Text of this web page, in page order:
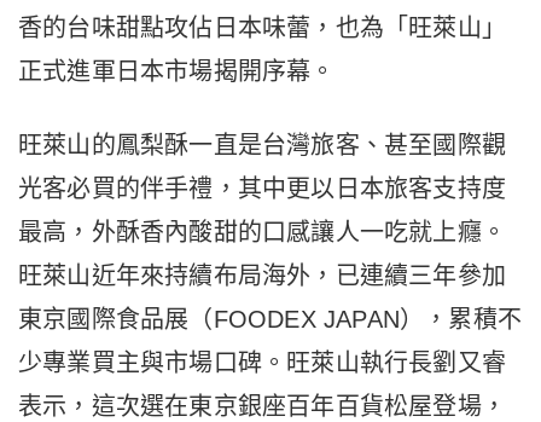
香的台味甜點攻佔日本味蕾，也為「旺萊山」
正式進軍日本市場揭開序幕。
旺萊山的鳳梨酥一直是台灣旅客、甚至國際觀
光客必買的伴手禮，其中更以日本旅客支持度
最高，外酥香內酸甜的口感讓人一吃就上癮。
旺萊山近年來持續布局海外，已連續三年參加
東京國際食品展（FOODEX JAPAN），累積不
少專業買主與市場口碑。旺萊山執行長劉又睿
表示，這次選在東京銀座百年百貨松屋登場，